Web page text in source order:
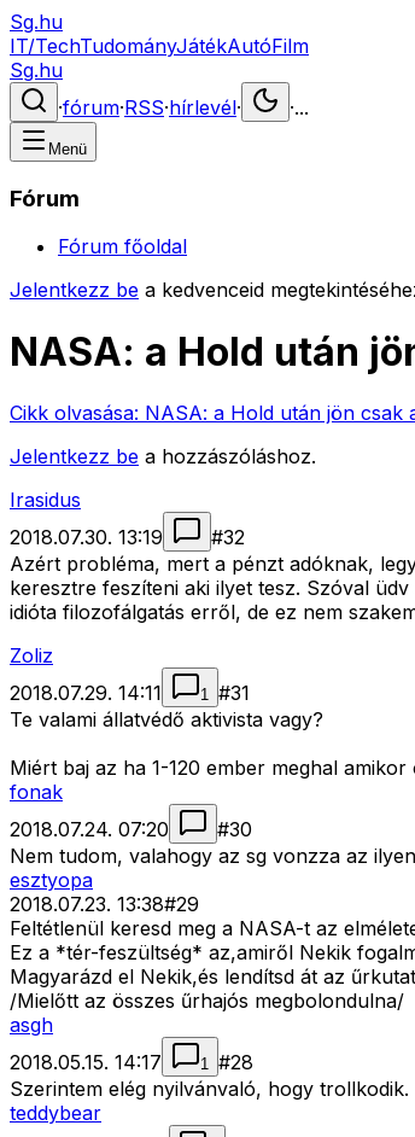
Sg.hu
IT/TechTudományJátékAutóFilm
Sg.hu
·fórum·RSS·hírlevél· ·...
Menü
Fórum
Fórum főoldal
Jelentkezz be a kedvenceid
NASA: a Hold után
Cikk olvasása: NASA: a Hold után jön csak
Jelentkezz be a hozzászóláshoz.
Irasidus
2018.07.30. 13:19
#32
Azért probléma, mert a pénzt adóknak,
keresztre feszíteni aki ilyet tesz. Szóval
idióta filozofálgatás erről, de ez nem
Zoliz
2018.07.29. 14:11
1 #31
Te valami állatvédő aktivista vagy?
Miért baj az ha 1-120 ember meghal
fonak
2018.07.24. 07:20
#30
Nem tudom, valahogy az sg vonzza az
esztyopa
2018.07.23. 13:38#29
Feltétlenül keresd meg a NASA-t az
Ez a *tér-feszültség* az,amiről Nekik
Magyarázd el Nekik,és lendítsd át az
/Mielőtt az összes űrhajós megbolondulna/
asgh
2018.05.15. 14:17
1 #28
Szerintem elég nyilvánvaló, hogy trollkodik.
teddybear